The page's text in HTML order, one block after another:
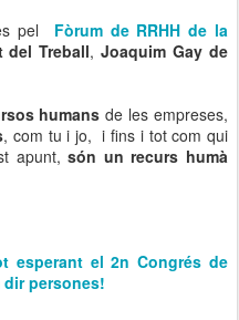
pel Fòrum de RRHH de la
del Treball,Joaquim Gay de
humansde les empreses,
, com tu i jo, i fins i tot com qui
apunt,són un recurs humà
esperant el 2n Congrés de
dir persones!